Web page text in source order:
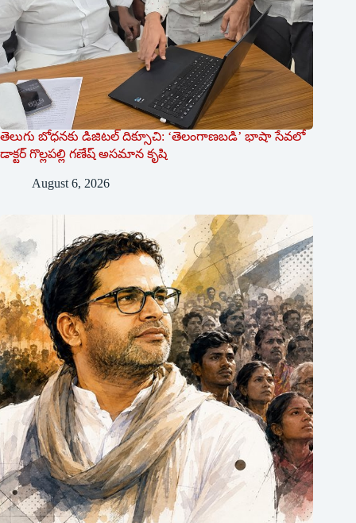
తెలుగు బోధనకు డిజిటల్ దిక్సూచి: ‘తెలంగాణబడి’ భాషా సేవలో
డాక్టర్ గొల్లపల్లి గణేష్ అసమాన కృషి
August 6, 2026